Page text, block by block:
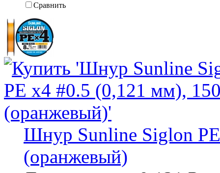
Сравнить
Шнур Sunline Siglon
(оранжевый)